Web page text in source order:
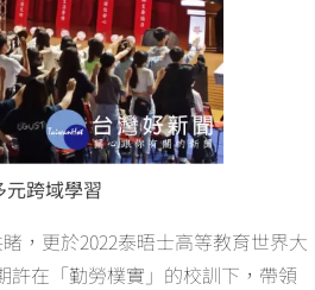
跨域學習
，更於2022泰晤士高等教育世界大
許在「勤勞樸實」的校訓下，帶領